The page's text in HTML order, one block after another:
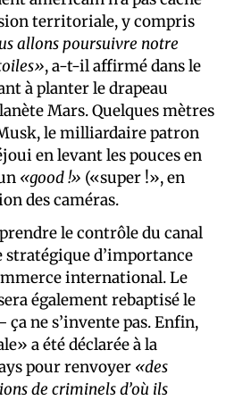
territoriale, y compris
allons poursuivre notre
, a-t-il affirmé dans le
à planter le drapeau
Mars. Quelques mètres
le milliardaire patron
en levant les pouces en
«good !» («super !», en
des caméras.
le contrôle du canal
stratégique d’importance
international. Le
également rebaptisé le
ça ne s’invente pas. Enfin,
a été déclarée à la
pour renvoyer «des
de criminels d’où ils